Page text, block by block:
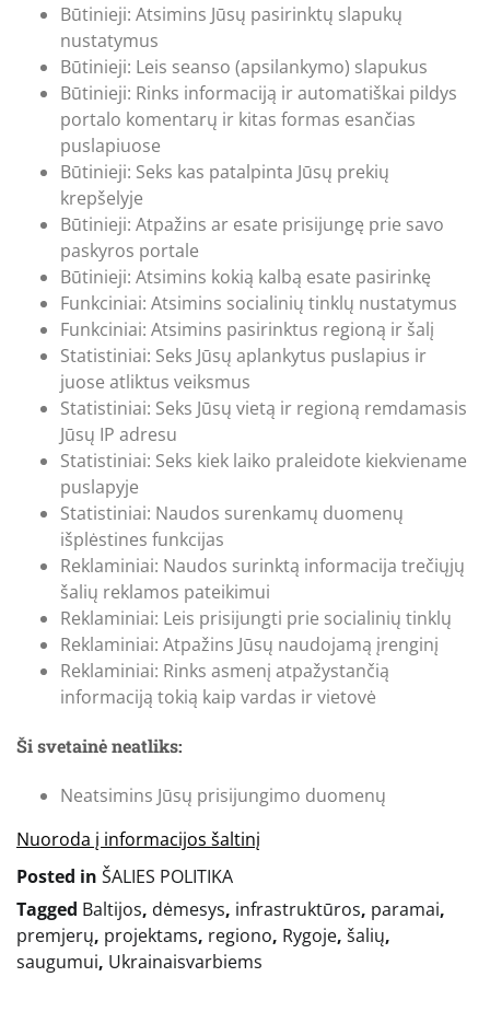
Būtinieji: Atsimins Jūsų pasirinktų slapukų
nustatymus
Būtinieji: Leis seanso (apsilankymo) slapukus
Būtinieji: Rinks informaciją ir automatiškai pildys
portalo komentarų ir kitas formas esančias
puslapiuose
Būtinieji: Seks kas patalpinta Jūsų prekių
krepšelyje
Būtinieji: Atpažins ar esate prisijungę prie savo
paskyros portale
Būtinieji: Atsimins kokią kalbą esate pasirinkę
Funkciniai: Atsimins socialinių tinklų nustatymus
Funkciniai: Atsimins pasirinktus regioną ir šalį
Statistiniai: Seks Jūsų aplankytus puslapius ir
juose atliktus veiksmus
Statistiniai: Seks Jūsų vietą ir regioną remdamasis
Jūsų IP adresu
Statistiniai: Seks kiek laiko praleidote kiekviename
puslapyje
Statistiniai: Naudos surenkamų duomenų
išplėstines funkcijas
Reklaminiai: Naudos surinktą informacija trečiųjų
šalių reklamos pateikimui
Reklaminiai: Leis prisijungti prie socialinių tinklų
Reklaminiai: Atpažins Jūsų naudojamą įrenginį
Reklaminiai: Rinks asmenį atpažystančią
informaciją tokią kaip vardas ir vietovė
Ši svetainė neatliks:
Neatsimins Jūsų prisijungimo duomenų
Nuoroda į informacijos šaltinį
Posted in ŠALIES POLITIKA
Tagged Baltijos, dėmesys, infrastruktūros, paramai,
premjerų, projektams, regiono, Rygoje, šalių,
saugumui, Ukrainaisvarbiems